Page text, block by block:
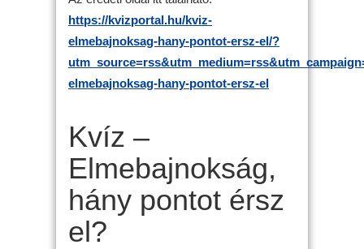
https://kvizportal.hu/kviz-
elmebajnoksag-hany-pontot-ersz-el/?
elmebajnoksag-hany-pontot-ersz-el
Kvíz –
Elmebajnokság,
hány pontot érsz
el?